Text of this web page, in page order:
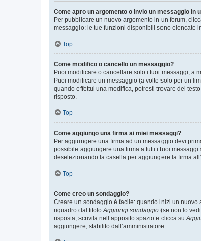
Come apro un argomento o invio un messaggio in
Per pubblicare un nuovo argomento in un forum,
messaggio: le tue funzioni disponibili sono elencate
Top
Come modifico o cancello un messaggio?
Puoi modificare o cancellare solo i tuoi messaggi, a
Puoi modificare un messaggio (a volte solo per un
quando effettui una modifica, potresti trovare del
risposto.
Top
Come aggiungo una firma ai miei messaggi?
Per aggiungere una firma ad un messaggio devi
possibile aggiungere una firma a tutti i tuoi
deselezionando la casella per aggiungere la firma
Top
Come creo un sondaggio?
Creare un sondaggio è facile: quando inizi un nuovo
riquadro dal titolo Aggiungi sondaggio (se non lo
risposta, scrivila nell’apposito spazio e clicca su
aggiungere, stabilito dall’amministratore.